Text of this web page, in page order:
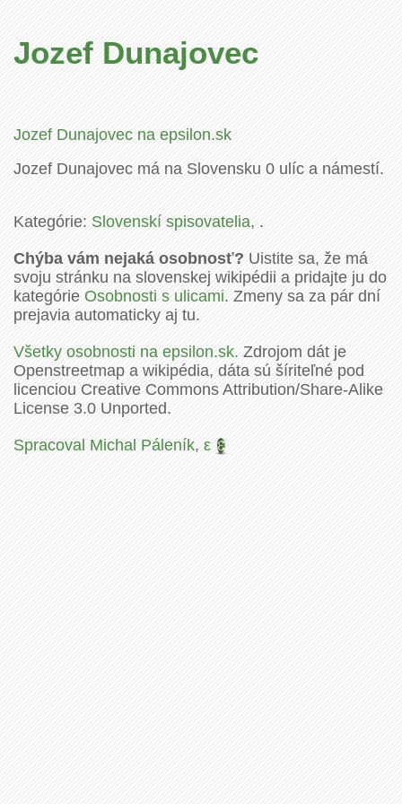
Jozef Dunajovec
Jozef Dunajovec na epsilon.sk
Jozef Dunajovec má na Slovensku 0 ulíc a námestí.
Kategórie:Slovenskí spisovatelia, .
Chýba vám nejaká osobnosť?Uistite sa, že má
svoju stránku na slovenskej wikipédii a pridajte ju do
kategórieOsobnosti s ulicami. Zmeny sa za pár dní
prejavia automaticky aj tu.
Všetky osobnosti na epsilon.sk.Zdrojom dát je
Openstreetmap a wikipédia, dáta sú šíriteľné pod
licenciou Creative Commons Attribution/Share-Alike
License 3.0 Unported.
Spracoval Michal Páleník,ε